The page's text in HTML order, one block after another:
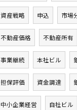
資産戦略 申込 市場
不動産価格 不動産所有
事業継続 本社ビル
担保評価 資金調達
中小企業経営 自社ビル